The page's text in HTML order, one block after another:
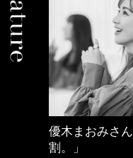
まおみさん「女の時間